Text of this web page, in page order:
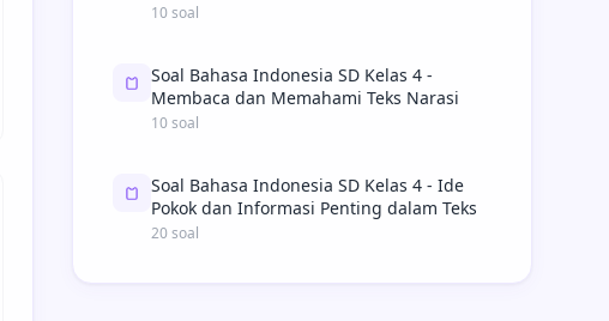
10 soal
Soal Bahasa Indonesia SD Kelas 4 -
Membaca dan Memahami Teks Narasi
10 soal
Soal Bahasa Indonesia SD Kelas 4 - Ide
Pokok dan Informasi Penting dalam Teks
20 soal